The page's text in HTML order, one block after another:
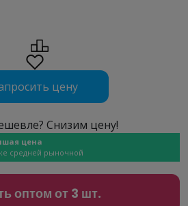
цену
Снизим цену!
цена
средней рыночной
оптом от 3 шт.